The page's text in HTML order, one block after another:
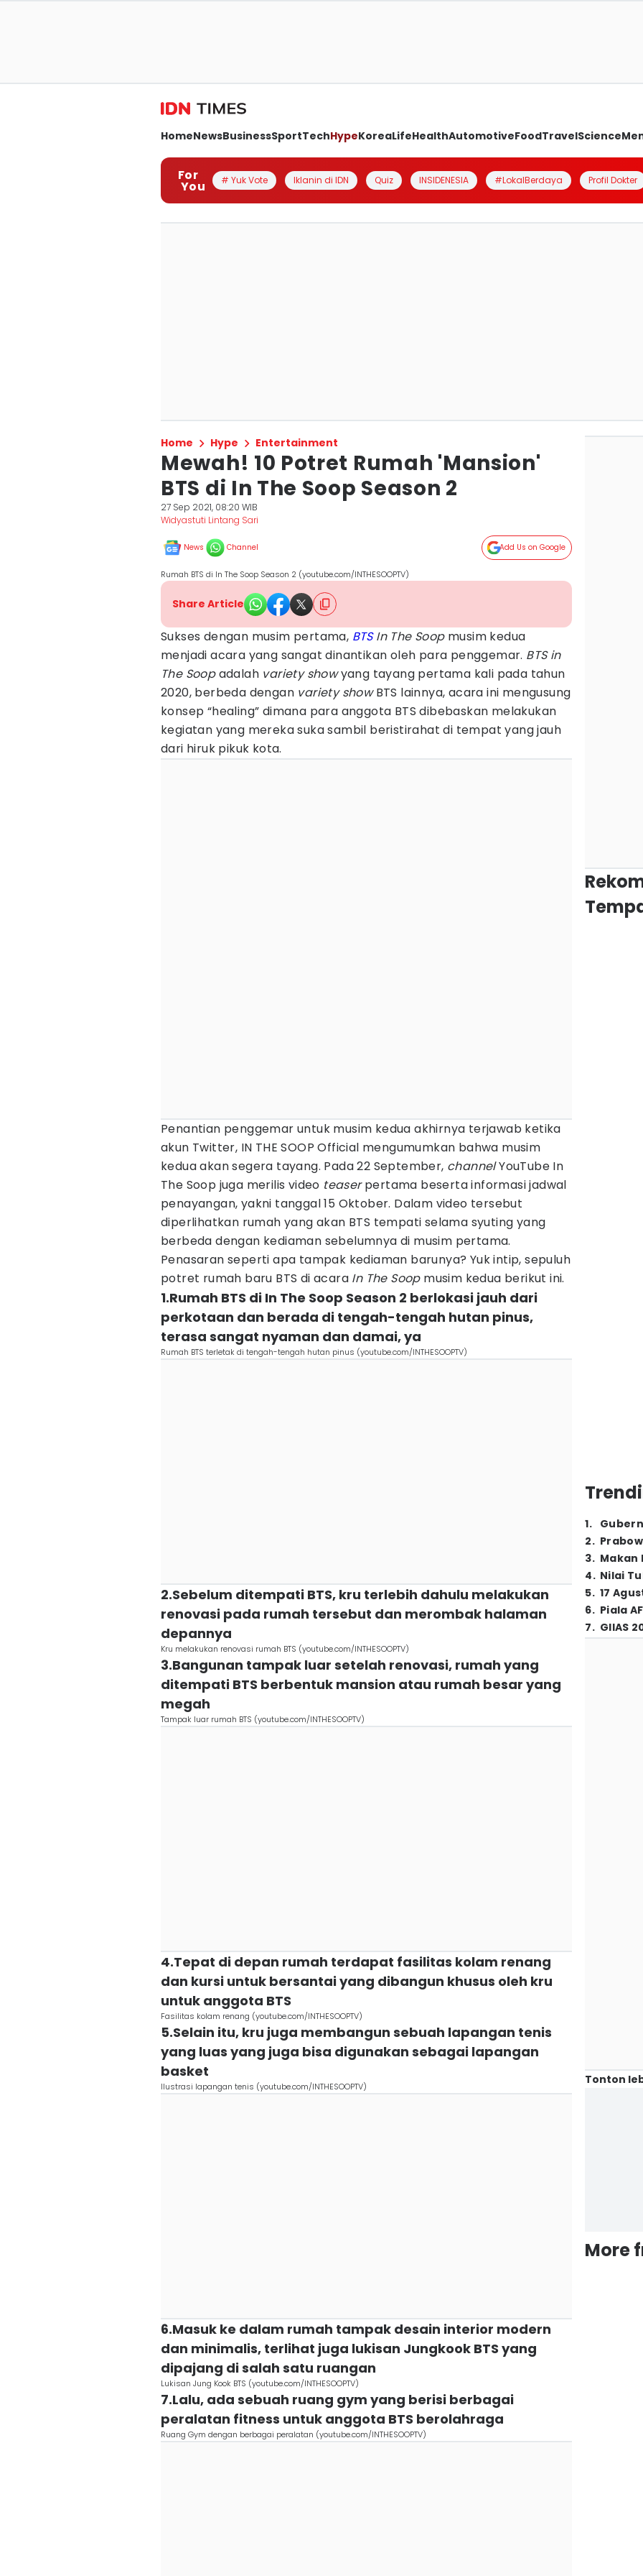
HomeNewsBusinessSportTechHypeKoreaLifeHealthAutomotiveFoodTravelScience
For
You # Yuk Vote Iklanin di IDN Quiz INSIDENESIA #LokalBerdaya Profil Dokter
Home Hype Entertainment
Mewah! 10 Potret Rumah 'Mansion'
BTS di In The Soop Season 2
27 Sep 2021, 08:20 WIB
Widyastuti Lintang Sari
News Channel Add Us on Google
Rumah BTS di In The Soop Season 2 (youtube.com/INTHESOOPTV)
Share Article
Sukses dengan musim pertama, BTSIn The Soop musim kedua
menjadi acara yang sangat dinantikan oleh para penggemar. BTS in
The Soopadalah variety showyang tayang pertama kali pada tahun
2020, berbeda dengan variety showBTS lainnya, acara ini mengusung
konsep “healing” dimana para anggota BTS dibebaskan melakukan
kegiatan yang mereka suka sambil beristirahat di tempat yang jauh
dari hiruk pikuk kota.
Penantian penggemar untuk musim kedua akhirnya terjawab ketika
akun Twitter, IN THE SOOP Official mengumumkan bahwa musim
kedua akan segera tayang. Pada 22 September, channelYouTube In
The Soop juga merilis video teaserpertama beserta informasi jadwal
penayangan, yakni tanggal 15 Oktober. Dalam video tersebut
diperlihatkan rumah yang akan BTS tempati selama syuting yang
berbeda dengan kediaman sebelumnya di musim pertama.
Penasaran seperti apa tampak kediaman barunya? Yuk intip, sepuluh
potret rumah baru BTS di acara In The Soop musim kedua berikut ini.
1.Rumah BTS di In The Soop Season 2 berlokasi jauh dari
perkotaan dan berada di tengah-tengah hutan pinus,
terasa sangat nyaman dan damai, ya
Rumah BTS terletak di tengah-tengah hutan pinus (youtube.com/INTHESOOPTV)
2.Sebelum ditempati BTS, kru terlebih dahulu melakukan
renovasi pada rumah tersebut dan merombak halaman
depannya
Kru melakukan renovasi rumah BTS (youtube.com/INTHESOOPTV)
3.Bangunan tampak luar setelah renovasi, rumah yang
ditempati BTS berbentuk mansion atau rumah besar yang
megah
Tampak luar rumah BTS (youtube.com/INTHESOOPTV)
4.Tepat di depan rumah terdapat fasilitas kolam renang
dan kursi untuk bersantai yang dibangun khusus oleh kru
untuk anggota BTS
Fasilitas kolam renang (youtube.com/INTHESOOPTV)
5.Selain itu, kru juga membangun sebuah lapangan tenis
yang luas yang juga bisa digunakan sebagai lapangan
basket
Ilustrasi lapangan tenis (youtube.com/INTHESOOPTV)
6.Masuk ke dalam rumah tampak desain interior modern
dan minimalis, terlihat juga lukisan Jungkook BTS yang
dipajang di salah satu ruangan
Lukisan Jung Kook BTS (youtube.com/INTHESOOPTV)
7.Lalu, ada sebuah ruang gym yang berisi berbagai
peralatan fitness untuk anggota BTS berolahraga
Ruang Gym dengan berbagai peralatan (youtube.com/INTHESOOPTV)
1.
2.
3. Makan
4. Nilai
5. 17
6. Piala
7. GIIAS
Tonton
More